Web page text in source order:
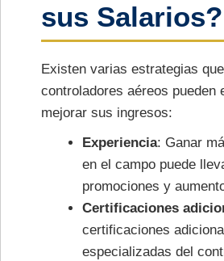
sus Salarios?
Existen varias estrategias
controladores aéreos pueden
mejorar sus ingresos:
Experiencia: Ganar
en el campo puede
promociones y
Certificaciones
certificaciones
especializadas del